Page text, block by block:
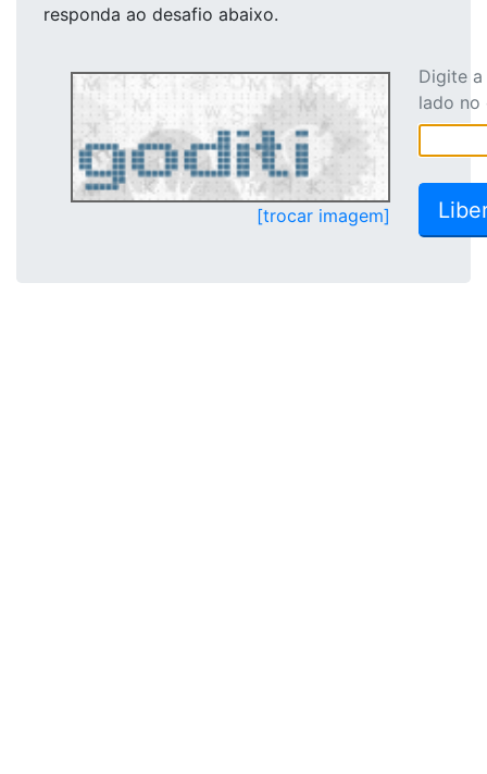
responda ao desafio abaixo.
[trocar imagem]
Digite
lado no